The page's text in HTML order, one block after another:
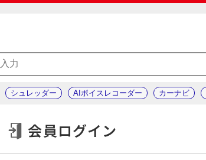
シュレッダー AIボイスレコーダー カーナビ
会員ログイン